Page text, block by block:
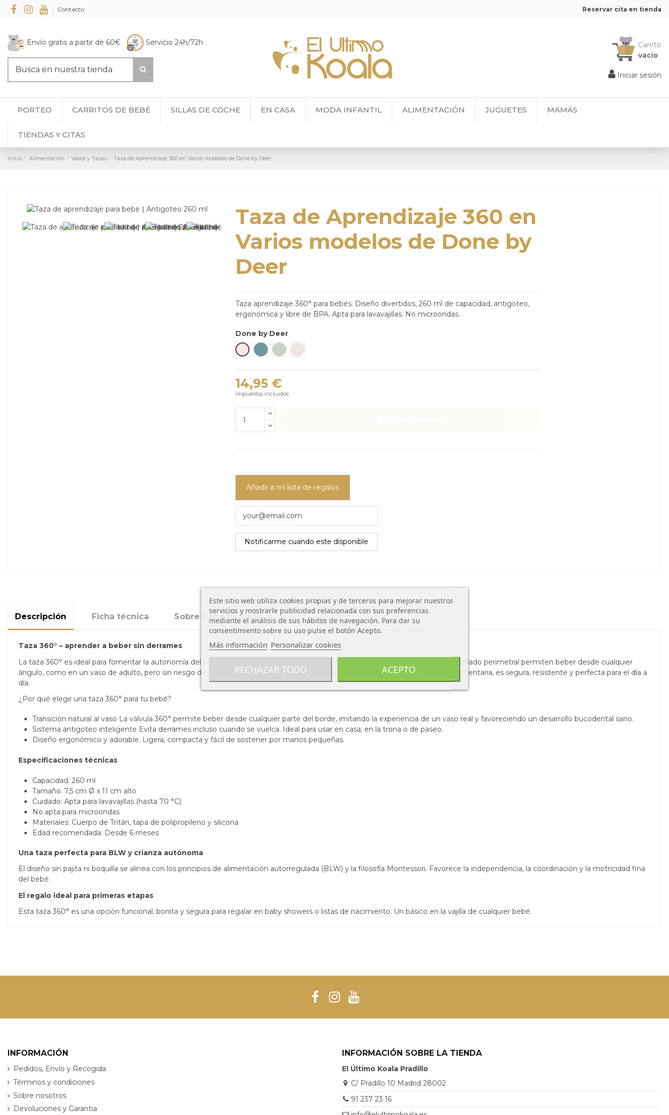
Contacto Reservar cita en tienda
Envío gratis a partir de 60€ Servicio 24h/72h
Carrito
vacío
Iniciar sesión
PORTEO CARRITOS DE BEBÉ SILLAS DE COCHE EN CASA MODA INFANTIL ALIMENTACIÓN JUGUETES MAMÁS
TIENDAS Y CITAS
Inicio Alimentación Vasos y Tazas Taza de Aprendizaje 360 en Varios modelos de Done by Deer
Taza de Aprendizaje 360 en
Varios modelos de Done by
Deer
Taza aprendizaje 360° para bebés. Diseño divertidos, 260 ml de capacidad, antigoteo,
ergonómica y libre de BPA. Apta para lavavajillas. No microondas.
Done by Deer
Rosa - Powder
Azul Verde Claro
Arena
14,95 €
Impuestos incluidos
Añadir a mi lista de regalos
Descripción Ficha técnica Sobre Done by Deer
Taza 360° – aprender a beber sin derrames
La taza 360° es ideal para fomentar la autonomía del bebé en la etapa de transición al vaso. Su diseño sin boquilla y sistema de sellado perimetral permiten beber desde cualquier
ángulo, como en un vaso de adulto, pero sin riesgo de derrames. Fabricada en Tritán de alta calidad, con tapa de PP y silicona alimentaria, es segura, resistente y perfecta para el día a
día.
¿Por qué elegir una taza 360° para tu bebé?
Transición natural al vaso La válvula 360° permite beber desde cualquier parte del borde, imitando la experiencia de un vaso real y favoreciendo un desarrollo bucodental sano.
Sistema antigoteo inteligente Evita derrames incluso cuando se vuelca. Ideal para usar en casa, en la trona o de paseo.
Diseño ergonómico y adorable. Ligera, compacta y fácil de sostener por manos pequeñas.
Especificaciones técnicas
Capacidad: 260 ml
Tamaño: 7,5 cm Ø x 11 cm alto
Cuidado: Apta para lavavajillas (hasta 70 °C)
No apta para microondas
Materiales: Cuerpo de Tritán, tapa de polipropileno y silicona
Edad recomendada: Desde 6 meses
Una taza perfecta para BLW y crianza autónoma
El diseño sin pajita ni boquilla se alinea con los principios de alimentación autorregulada (BLW) y la filosofía Montessori. Favorece la independencia, la coordinación y la motricidad fina
del bebé.
El regalo ideal para primeras etapas
Esta taza 360° es una opción funcional, bonita y segura para regalar en baby showers o listas de nacimiento. Un básico en la vajilla de cualquier bebé.
INFORMACIÓN
Pedidos, Envío y Recogida
Términos y condiciones
Sobre nosotros
Devoluciones y Garantia
INFORMACIÓN SOBRE LA TIENDA
El Último Koala Pradillo
C/ Pradillo 10 Madrid 28002
91 237 23 16
Este sitio web utiliza cookies propias y de terceros para mejorar nuestros
servicios y mostrarle publicidad relacionada con sus preferencias
mediante el análisis de sus hábitos de navegación. Para dar su
consentimiento sobre su uso pulse el botón Acepto.
Más información Personalizar cookies
RECHAZAR TODO ACEPTO